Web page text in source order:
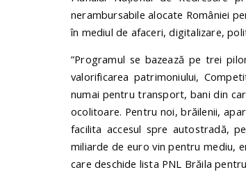
nerambursabile alocate României
în mediul de afaceri, digitalizare,
”Programul se bazează pe trei
valorificarea patrimoniului,
numai pentru transport, bani din
ocolitoare. Pentru noi, brăilenii,
facilita accesul spre autostradă,
miliarde de euro vin pentru mediu,
care deschide lista PNL Brăila